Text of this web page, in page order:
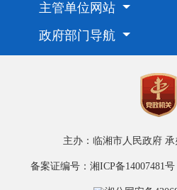
主管单位网站
政府部门导航
主办：临湘市人民政府 承
备案证编号：湘ICP备14007481号